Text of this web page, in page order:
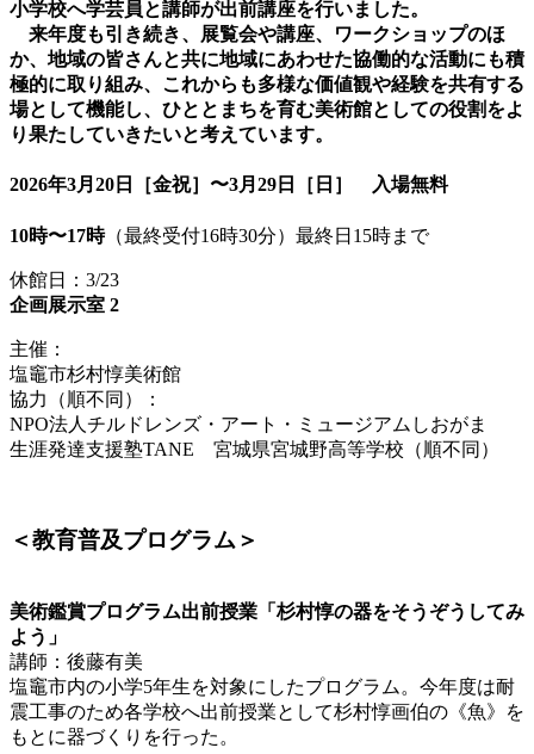
小学校へ学芸員と講師が出前講座を行いました。
来年度も引き続き、展覧会や講座、ワークショップのほ
か、地域の皆さんと共に地域にあわせた協働的な活動にも積
極的に取り組み、これからも多様な価値観や経験を共有する
場として機能し、ひととまちを育む美術館としての役割をよ
り果たしていきたいと考えています。
2026年3月20日［金祝］〜3月29日［日］ 入場無料
10時〜17時（最終受付16時30分）最終日15時まで
休館日：3/23
企画展示室 2
主催：
塩竈市杉村惇美術館
協力（順不同）：
NPO法人チルドレンズ・アート・ミュージアムしおがま
生涯発達支援塾TANE 宮城県宮城野高等学校（順不同）
＜教育普及プログラム＞
美術鑑賞プログラム出前授業「杉村惇の器をそうぞうしてみ
よう」
講師：後藤有美
塩竈市内の小学5年生を対象にしたプログラム。今年度は耐
震工事のため各学校へ出前授業として杉村惇画伯の《魚》を
もとに器づくりを行った。